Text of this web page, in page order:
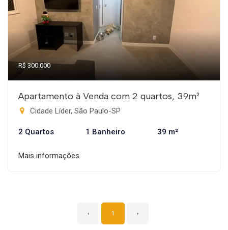
R$ 300.000
Apartamento à Venda com 2 quartos, 39m²
Cidade Líder, São Paulo-SP
2 Quartos 1 Banheiro 39 m²
Mais informações
‹ 1 ›